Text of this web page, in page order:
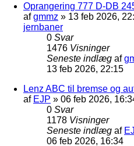
Oprangering 777 D-DB
afgmmz » 13 feb 2026,
jernbaner
0 Svar
1476 Visninger
Seneste indlæg af
13 feb 2026, 22:15
Lenz ABC til bremse og
af EJP » 06 feb 2026,
0 Svar
1178 Visninger
Seneste indlæg af
06 feb 2026, 16:34